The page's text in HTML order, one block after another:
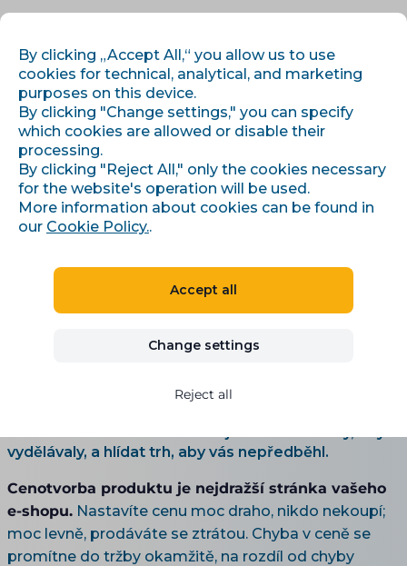
Home›Topics ›
Cenotvorba pro e-shop a monitoring cen konkurence
9 articles
monitoring cen konkurence
Cenotvorba produktu od marže a BCG matice přes
vydělávaly, a hlídat trh, aby vás nepředběhl.
Cenotvorba produktu je nejdražší stránka vašeho
e-shopu. Nastavíte cenu moc draho, nikdo nekoupí;
moc levně, prodáváte se ztrátou. Chyba v ceně se
promítne do tržby okamžitě, na rozdíl od chyby
By clicking „Accept All,“ you allow us to use
cookies for technical, analytical, and marketing
purposes on this device.
By clicking "Change settings," you can specify
which cookies are allowed or disable their
processing.
By clicking "Reject All," only the cookies necessary
for the website's operation will be used.
More information about cookies can be found in
our Cookie Policy..
Accept all
Change settings
Reject all